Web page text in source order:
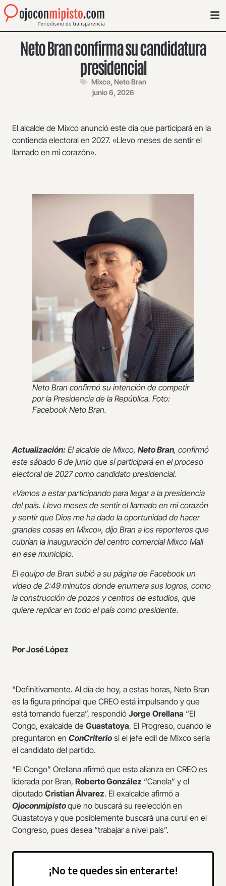
Neto Bran confirma su candidatura
presidencial
Mixco, Neto Bran
junio 6, 2026
El alcalde de Mixco anunció este día que participará en la
contienda electoral en 2027. «Llevo meses de sentir el
llamado en mi corazón».
Neto Bran confirmó su intención de competir
por la Presidencia de la República. Foto:
Facebook Neto Bran.
Actualización: El alcalde de Mixco, Neto Bran, confirmó
este sábado 6 de junio que sí participará en el proceso
electoral de 2027 como candidato presidencial.
«Vamos a estar participando para llegar a la presidencia
del país. Llevo meses de sentir el llamado en mi corazón
y sentir que Dios me ha dado la oportunidad de hacer
grandes cosas en Mixco», dijo Bran a los reporteros que
cubrían la inauguración del centro comercial Mixco Mall
en ese municipio.
El equipo de Bran subió a su página de Facebook un
video de 2:49 minutos donde enumera sus logros, como
la construcción de pozos y centros de estudios, que
quiere replicar en todo el país como presidente.
Por José López
“Definitivamente. Al día de hoy, a estas horas, Neto Bran
es la figura principal que CREO está impulsando y que
está tomando fuerza”, respondió Jorge Orellana “El
Congo, exalcalde de Guastatoya, El Progreso, cuando le
preguntaron en ConCriterio si el jefe edil de Mixco sería
el candidato del partido.
“El Congo” Orellana afirmó que esta alianza en CREO es
liderada por Bran, Roberto González “Canela” y el
diputado Cristian Álvarez. El exalcalde afirmó a
Ojoconmipistoque no buscará su reelección en
Guastatoya y que posiblemente buscará una curul en el
Congreso, pues desea “trabajar a nivel país”.
¡No te quedes sin enterarte!